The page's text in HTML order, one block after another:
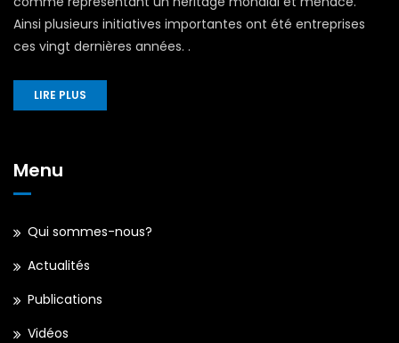
Ainsi plusieurs initiatives importantes ont été entreprises
ces vingt dernières années. .
LIRE PLUS
Menu
Qui sommes-nous?
Actualités
Publications
Vidéos